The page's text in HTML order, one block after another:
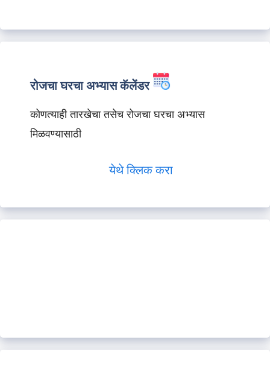
रोजचा घरचा अभ्यास कॅलेंडर
कोणत्याही तारखेचा तसेच रोजचा घरचा अभ्यास
मिळवण्यासाठी
येथे क्लिक करा